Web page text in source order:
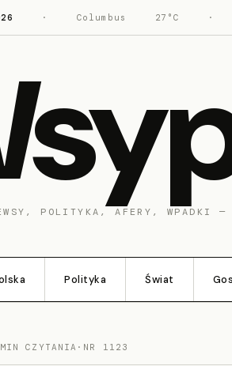
· Columbus 27°C ·
POLITYKA, AFERY, WPADKI —
Polityka Świat
CZYTANIA · NR 1123